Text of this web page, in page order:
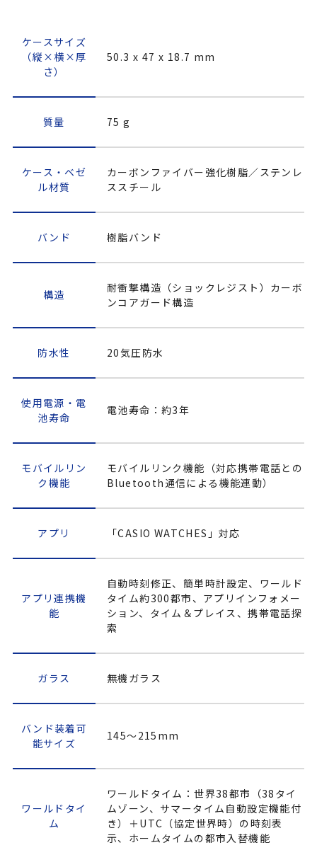
ケースサイズ
（縦×横×厚
さ）
50.3 x 47 x 18.7 mm
質量 75 g
ケース・ベゼ
ル材質
カーボンファイバー強化樹脂／ステンレ
ススチール
バンド 樹脂バンド
構造
耐衝撃構造（ショックレジスト）カーボ
ンコアガード構造
防水性 20気圧防水
使用電源・電
池寿命
電池寿命：約3年
モバイルリン
ク機能
モバイルリンク機能（対応携帯電話との
Bluetooth通信による機能連動）
アプリ 「CASIO WATCHES」対応
アプリ連携機
能
自動時刻修正、簡単時計設定、ワールド
タイム約300都市、アプリインフォメー
ション、タイム＆プレイス、携帯電話探
索
ガラス 無機ガラス
バンド装着可
能サイズ
145～215mm
ワールドタイ
ム
ワールドタイム：世界38都市（38タイ
ムゾーン、サマータイム自動設定機能付
き）＋UTC（協定世界時）の時刻表
示、ホームタイムの都市入替機能